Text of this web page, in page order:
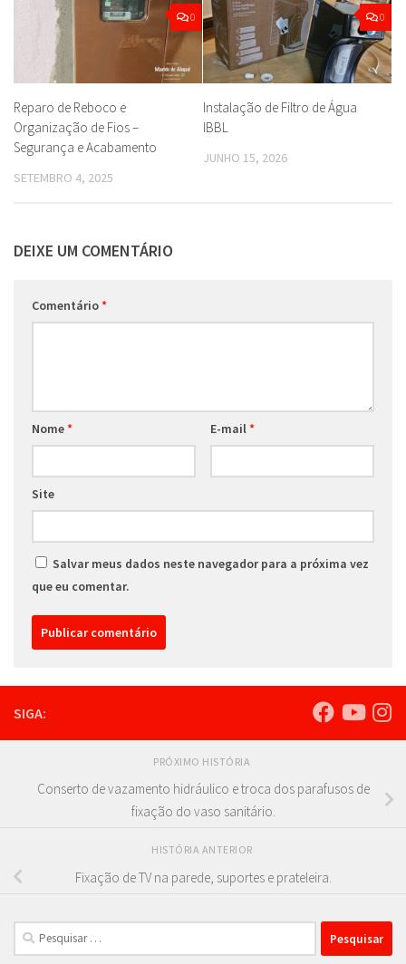
0
Reparo de Reboco e
Organização de Fios –
Segurança e Acabamento
SETEMBRO 4, 2025
0
Instalação de Filtro de Água
IBBL
JUNHO 15, 2026
DEIXE UM COMENTÁRIO
Comentário*
Nome* E-mail *
Site
Salvar meus dados neste navegador para a próxima vez
que eu comentar.
SIGA:
PRÓXIMO HISTÓRIA
Conserto de vazamento hidráulico e troca dos parafusos de
fixação do vaso sanitário.
HISTÓRIA ANTERIOR
Fixação de TV na parede, suportes e prateleira.
Pesquisar
por: